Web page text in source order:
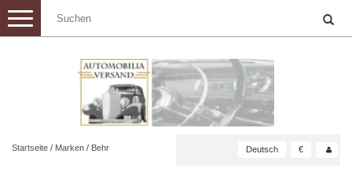
Toggle
navigation
Startseite / Marken / Behr Deutsch €